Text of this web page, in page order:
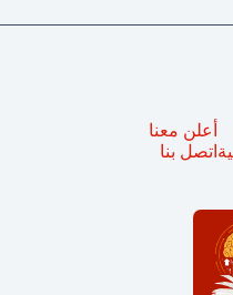
أعلن معنا
اتصل بنا